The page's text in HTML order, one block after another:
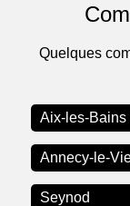
Quelques
Aix-les-Bains
Annecy-le-
Seynod